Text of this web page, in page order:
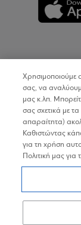
Χρησιμοποιούμε
σας, να
μας κ.λπ.
σας σχετικά με
απαραίτητα)
Καθιστώντας
για τη χρήση
Πολιτική μας για